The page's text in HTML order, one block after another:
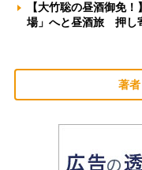
【大竹聡の昼酒御免
場」へと昼酒旅 押し
著